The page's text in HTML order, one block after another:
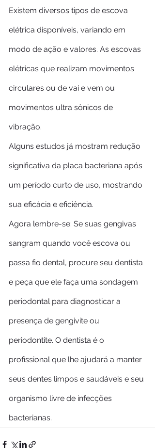
Existem diversos tipos de escova
elétrica disponíveis, variando em
modo de ação e valores. As escovas
elétricas que realizam movimentos
circulares ou de vai e vem ou
movimentos ultra sônicos de
vibração.
Alguns estudos já mostram redução
significativa da placa bacteriana após
um período curto de uso, mostrando
sua eficácia e eficiência.
Agora lembre-se: Se suas gengivas
sangram quando você escova ou
passa fio dental, procure seu dentista
e peça que ele faça uma sondagem
periodontal para diagnosticar a
presença de gengivite ou
periodontite. O dentista é o
profissional que lhe ajudará a manter
seus dentes limpos e saudáveis e seu
organismo livre de infecções
bacterianas.